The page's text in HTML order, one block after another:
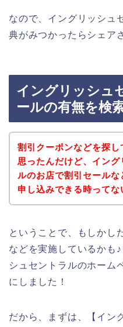
なので、イングリッシュ
典がみつかったらシェア
イングリッシュ
ールの有無を検
割引クーポンなどを探し
思ったんだけど、イング
ルのお店で割引セール
申し込みできる時ってな
ということで、もしかし
などを実施しているかも
シュセントラルのホーム
にしました！
だから、まずは、【イン